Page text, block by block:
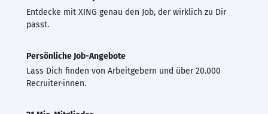
Entdecke mit XING genau den Job, der wirklich zu Dir
passt.
Persönliche Job-Angebote
Lass Dich finden von Arbeitgebern und über 20.000
Recruiter·innen.